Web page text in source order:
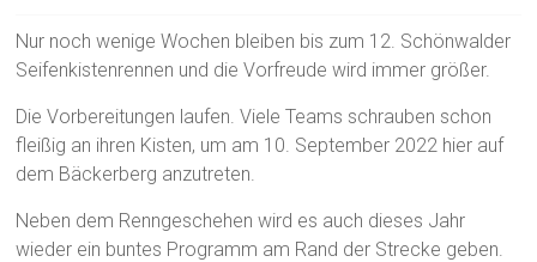
Nur noch wenige Wochen bleiben bis zum 12. Schönwalder
Seifenkistenrennen und die Vorfreude wird immer größer.
Die Vorbereitungen laufen. Viele Teams schrauben schon
fleißig an ihren Kisten, um am 10. September 2022 hier auf
dem Bäckerberg anzutreten.
Neben dem Renngeschehen wird es auch dieses Jahr
wieder ein buntes Programm am Rand der Strecke geben.